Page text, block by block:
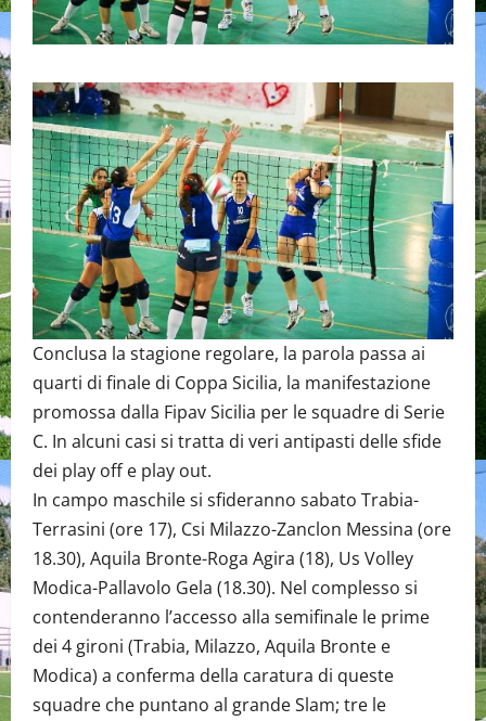
Conclusa la stagione regolare, la parola passa ai
quarti di finale di Coppa Sicilia, la manifestazione
promossa dalla Fipav Sicilia per le squadre di Serie
C. In alcuni casi si tratta di veri antipasti delle sfide
dei play off e play out.
In campo maschile si sfideranno sabato Trabia-
Terrasini (ore 17), Csi Milazzo-Zanclon Messina (ore
18.30), Aquila Bronte-Roga Agira (18), Us Volley
Modica-Pallavolo Gela (18.30). Nel complesso si
contenderanno l’accesso alla semifinale le prime
dei 4 gironi (Trabia, Milazzo, Aquila Bronte e
Modica) a conferma della caratura di queste
squadre che puntano al grande Slam; tre le